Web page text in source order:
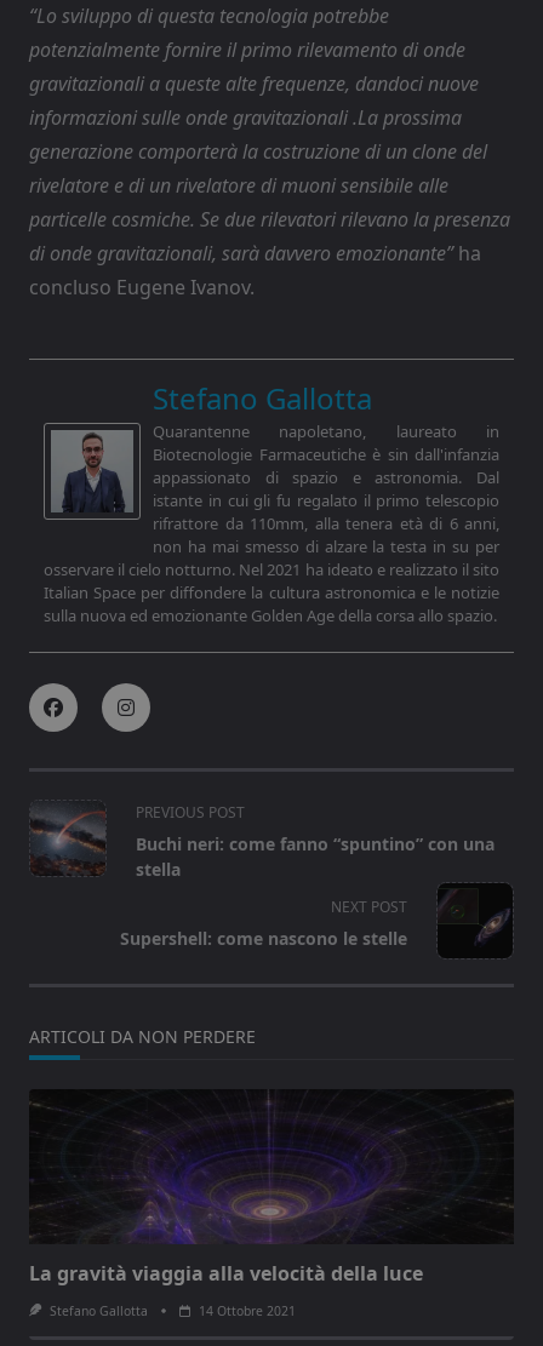
“Lo sviluppo di questa tecnologia potrebbe
potenzialmente fornire il primo rilevamento di onde
gravitazionali a queste alte frequenze, dandoci nuove
informazioni sulle onde gravitazionali .La prossima
generazione comporterà la costruzione di un clone del
rivelatore e di un rivelatore di muoni sensibile alle
particelle cosmiche. Se due rilevatori rilevano la presenza
di onde gravitazionali, sarà davvero emozionante”ha
concluso Eugene Ivanov.
Stefano Gallotta
Quarantenne napoletano, laureato in
Biotecnologie Farmaceutiche è sin dall'infanzia
appassionato di spazio e astronomia. Dal
istante in cui gli fu regalato il primo telescopio
rifrattore da 110mm, alla tenera età di 6 anni,
non ha mai smesso di alzare la testa in su per
osservare il cielo notturno. Nel 2021 ha ideato e realizzato il sito
Italian Space per diffondere la cultura astronomica e le notizie
sulla nuova ed emozionante Golden Age della corsa allo spazio.
<span
class="nav-
subtitle
text">Page</span>
PREVIOUS POST
Buchi neri: come fanno “spuntino” con una
stella
NEXT POST
Supershell: come nascono le stelle
ARTICOLI DA NON PERDERE
La gravità viaggia alla velocità della luce
Stefano Gallotta 14 Ottobre 2021